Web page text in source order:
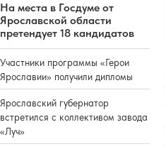
На места в Госдуме от
Ярославской области
претендует 18 кандидатов
Участники программы «Герои
Ярославии» получили дипломы
Ярославский губернатор
встретился с коллективом завода
«Луч»